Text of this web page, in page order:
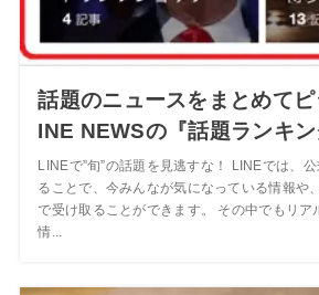
話題のニュースをまとめて
INE NEWSの『話題ランキン
LINEで”旬”の話題を見逃すな！ LINEでは、
ることで、今みんなが気になっている情報や
で受け取ることができます。 その中でもリア
情...